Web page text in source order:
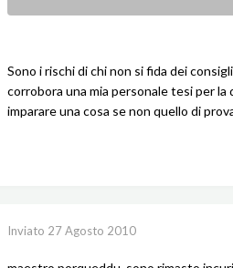
Sono i rischi di chi non si fida dei
corrobora una mia personale tesi per la
imparare una cosa se non quello di
Inviato 27 Agosto 2010